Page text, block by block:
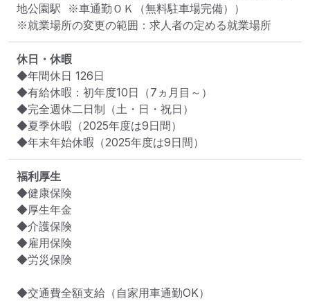
地公園駅  ※車通勤ＯＫ（無料駐車場完備））
※就業場所の変更の範囲：求人者の定める就業場所
休日・休暇
◆年間休日 126日
◆有給休暇：初年度10日（7ヵ月目～）
◆完全週休二日制（土・日・祝日）
◆夏季休暇（2025年度は9日間）
◆年末年始休暇（2025年度は9日間）
福利厚生
◆健康保険
◆厚生年金
◆介護保険
◆雇用保険
◆労災保険
◆交通費全額支給（自家用車通勤OK）